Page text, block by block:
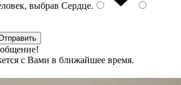
выбрав Сердце.
с Вами в ближайшее время.